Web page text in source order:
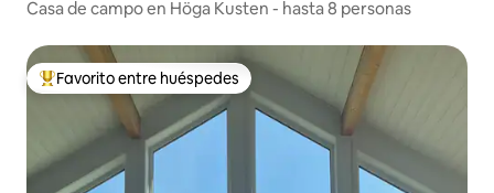
Casa de campo en Höga Kusten - hasta 8 personas
Favorito entre huéspedes preferido
Favorito entre huéspedes